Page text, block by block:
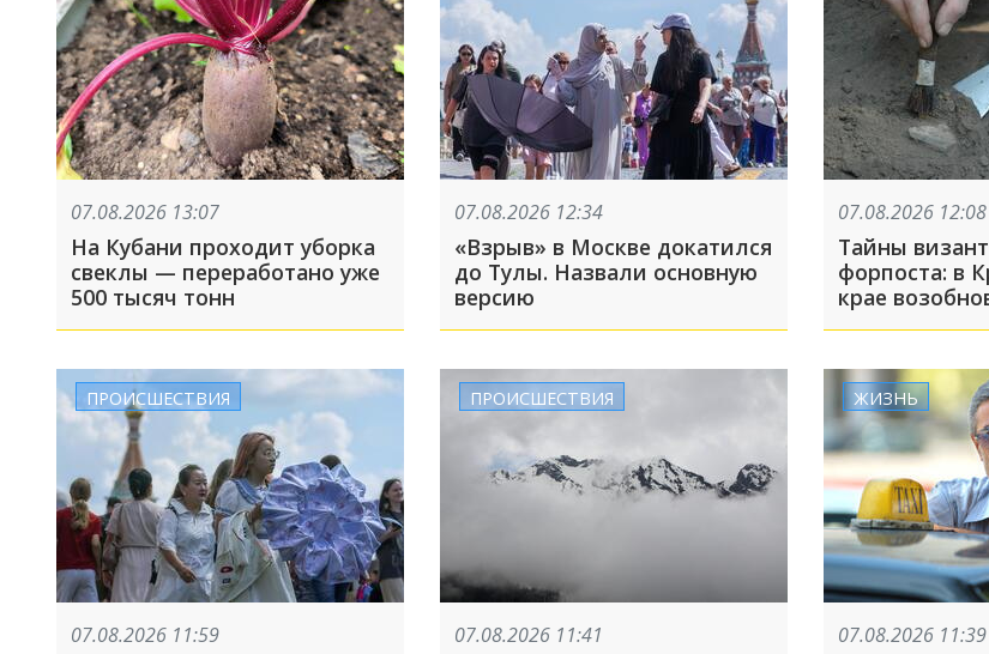
07.08.2026 13:07
На Кубани проходит уборка
свеклы — переработано уже
500 тысяч тонн
07.08.2026 12:34
«Взрыв» в Москве докатился
до Тулы. Назвали основную
версию
07.08.2026 12:08
Тайны
форпоста: в
крае
раскопки
ПРОИСШЕСТВИЯ
07.08.2026 11:59
ПРОИСШЕСТВИЯ
07.08.2026 11:41
ЖИЗНЬ
07.08.2026 11:39